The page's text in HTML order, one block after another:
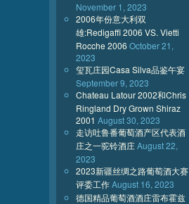
November 1, 2023
2006年份意大利双
雄:Redigaffi 2006 VS. Vietti
Rocche 2006 October 21,
2023
玺瓦庄园Casa Silva品鉴午宴
September 9, 2023
Chateau Latour 2002和Chris
Ringland Dry Grown Shiraz
2001 August 30, 2023
走访吐鲁番葡萄酒产区代表酒
庄之一驼铃酒庄August 22,
2023
2023新疆丝绸之路葡萄酒大赛
评委工作August 16, 2023
德国精品葡萄酒酒庄雷布霍兹